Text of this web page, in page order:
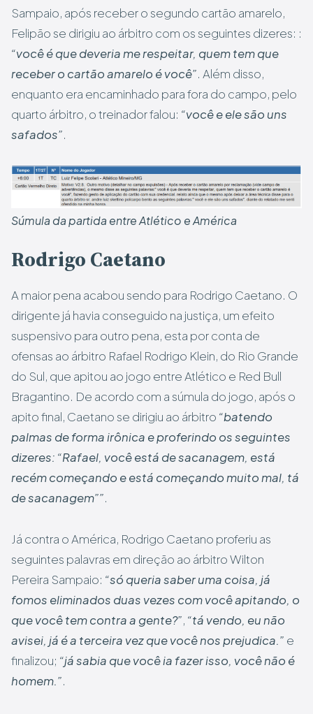
Sampaio, após receber o segundo cartão amarelo,
Felipão se dirigiu ao árbitro com os seguintes dizeres: :
“você é que deveria me respeitar, quem tem que
receber o cartão amarelo é você”. Além disso,
enquanto era encaminhado para fora do campo, pelo
quarto árbitro, o treinador falou: “você e ele são uns
safados”.
Súmula da partida entre Atlético e América
Rodrigo Caetano
A maior pena acabou sendo para Rodrigo Caetano. O
dirigente já havia conseguido na justiça, um efeito
suspensivo para outro pena, esta por conta de
ofensas ao árbitro Rafael Rodrigo Klein, do Rio Grande
do Sul, que apitou ao jogo entre Atlético e Red Bull
Bragantino. De acordo com a súmula do jogo, após o
apito final, Caetano se dirigiu ao árbitro “batendo
palmas de forma irônica e proferindo os seguintes
dizeres: “Rafael, você está de sacanagem, está
recém começando e está começando muito mal, tá
de sacanagem””.
Já contra o América, Rodrigo Caetano proferiu as
seguintes palavras em direção ao árbitro Wilton
Pereira Sampaio: “só queria saber uma coisa, já
fomos eliminados duas vezes com você apitando, o
que você tem contra a gente?”, “tá vendo, eu não
avisei, já é a terceira vez que você nos prejudica.” e
finalizou; “já sabia que você ia fazer isso, você não é
homem.”.